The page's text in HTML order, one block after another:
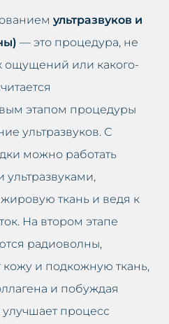
ультразвуков и
— это процедура, не
или какого-
этапом процедуры
ультразвуков. С
можно работать
ткань и ведя к
На втором этапе
радиоволны,
и подкожную ткань,
и побуждая
процесс